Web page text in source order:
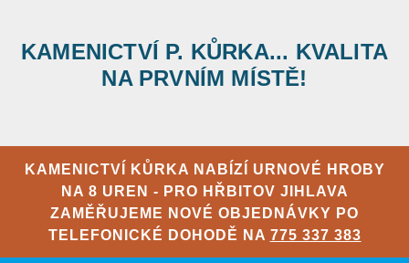
KAMENICTVÍ P. KŮRKA... KVALITA
NA PRVNÍM MÍSTĚ!
KAMENICTVÍ KŮRKA NABÍZÍ URNOVÉ HROBY
NA 8 UREN - PRO HŘBITOV JIHLAVA
ZAMĚŘUJEME NOVÉ OBJEDNÁVKY PO
TELEFONICKÉ DOHODĚ NA 775 337 383